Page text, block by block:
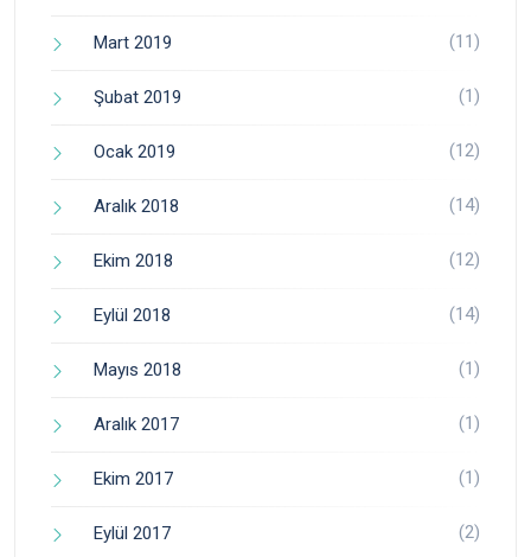
Mart 2019 (11)
Şubat 2019 (1)
Ocak 2019 (12)
Aralık 2018 (14)
Ekim 2018 (12)
Eylül 2018 (14)
Mayıs 2018 (1)
Aralık 2017 (1)
Ekim 2017 (1)
Eylül 2017 (2)